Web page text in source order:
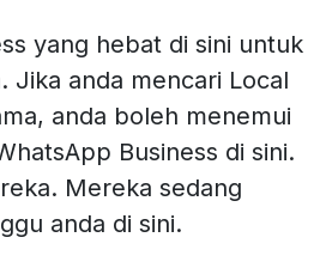
yang hebat di sini untuk
Jika anda mencari Local
anda boleh menemui
Business di sini.
Mereka sedang
anda di sini.